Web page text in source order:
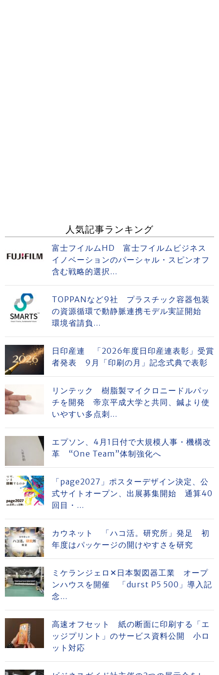
人気記事ランキング
富士フイルムHD 富士フイルムビジネス
イノベーションのパーシャル・スピンオフ
含む戦略的選択...
TOPPANなど9社 プラスチック容器包装
の資源循環で動静脈連携モデル実証開始
環境省請負...
日印産連 「2026年度日印産連表彰」受賞
者発表 9月「印刷の月」記念式典で表彰
リンテック 樹脂製マイクロニードルパッ
チを開発 帝京平成大学と共同、鍼より使
いやすい多点刺...
エプソン、4月1日付で大規模人事・機構改
革 “One Team”体制強化へ
「page2027」ポスターデザイン決定、公
式サイトオープン、出展募集開始 通算40
回目・...
カウネット 「ハコ活。研究所」発足 初
年度はパッケージの開けやすさを研究
ミケランジェロ✕日本製図器工業 オープ
ンハウスを開催 「durst P5 500」導入記
念...
高速オフセット 紙の断面に印刷する「エ
ッジプリント」のサービス資料公開 小ロ
ット対応